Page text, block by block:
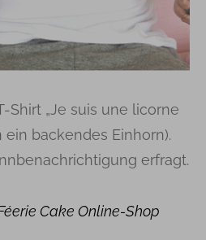
Shirt „Je suis une licorne
ein backendes Einhorn).
erfragt.
Cake Online-Shop